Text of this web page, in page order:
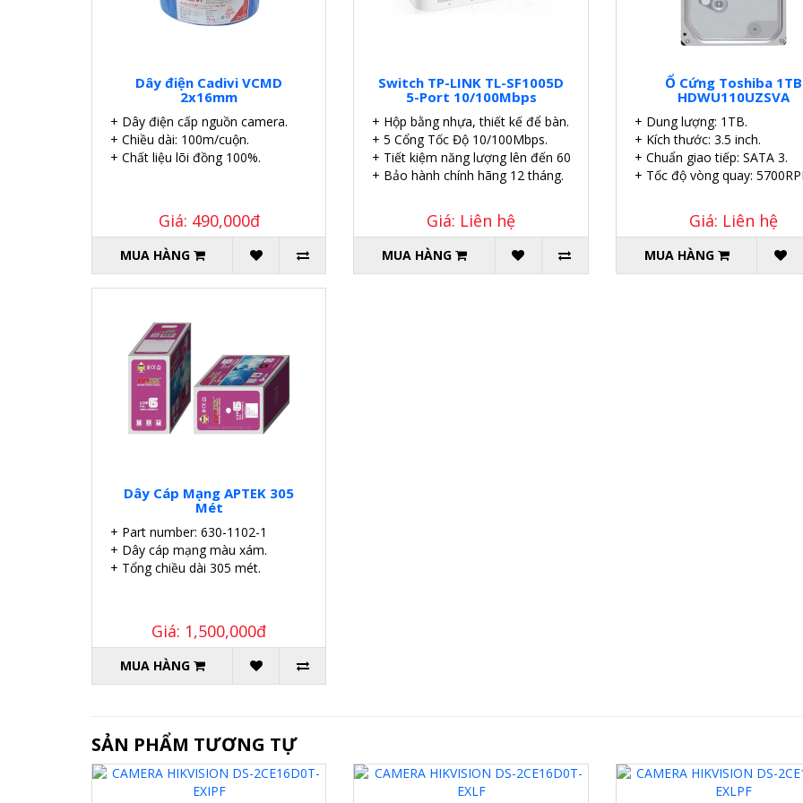
Dây điện Cadivi VCMD
2x16mm
+ Dây điện cấp nguồn camera.
+ Chiều dài: 100m/cuộn.
+ Chất liệu lõi đồng 100%.
Giá: 490,000đ
MUA HÀNG
Switch TP-LINK TL-SF1005D
5-Port 10/100Mbps
+ Hộp bằng nhựa, thiết kế để bàn.
+ 5 Cổng Tốc Độ 10/100Mbps.
+ Tiết kiệm năng lượng lên đến 60%.
+ Bảo hành chính hãng 12 tháng.
Giá: Liên hệ
MUA HÀNG
Ổ Cứng Toshiba 1TB
HDWU110UZSVA
+ Dung lượng: 1TB.
+ Kích thước: 3.5 inch.
+ Chuẩn giao tiếp: SATA 3.
+ Tốc độ vòng quay:
Giá: Liên hệ
MUA HÀNG
Dây Cáp Mạng APTEK 305
Mét
+ Part number: 630-1102-1
+ Dây cáp mạng màu xám.
+ Tổng chiều dài 305 mét.
Giá: 1,500,000đ
MUA HÀNG
SẢN PHẨM TƯƠNG TỰ